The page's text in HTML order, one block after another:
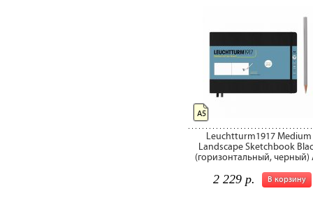
Leuchtturm1917 Medium
Landscape Sketchbook
(горизонтальный, черный)
В корзину
2 229 р.
А5